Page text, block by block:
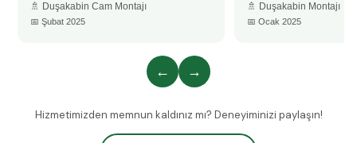
🚿 Duşakabin Cam Montajı
📅 Şubat 2025
🚿 Duşakabin Montajı
📅 Ocak 2025
← →
Hizmetimizden memnun kaldınız mı? Deneyiminizi paylaşın!